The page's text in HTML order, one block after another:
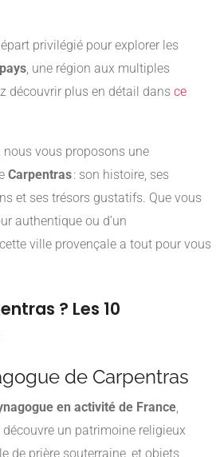
privilégié pour explorer les
, une région aux multiples
découvrir plus en détail dans ce
vous proposons une
Carpentras: son histoire, ses
et ses trésors gustatifs. Que vous
authentique ou d’un
ville provençale a tout pour vous
? Les 10
de Carpentras
en activité de France
un patrimoine religieux
de prière souterraine, et objets